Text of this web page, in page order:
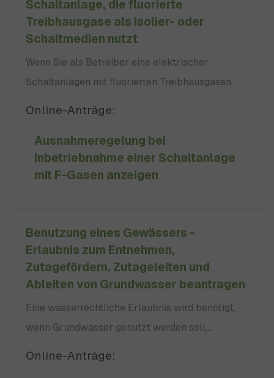
Schaltanlage, die fluorierte
Treibhausgase als Isolier- oder
Schaltmedien nutzt
Wenn Sie als Betreiber eine elektrischer
Schaltanlagen mit fluorierten Treibhausgasen
Absätze 11, 12, 14 oder 15 der Verordnung (EU)
2024/573 anzeigen. Die Anzeige ist
verpflichtend vor Inbetriebnahme der
Online-Anträge:
Ausnahmeregelung bei
Inbetriebnahme einer Schaltanlage
mit F-Gasen anzeigen
Benutzung eines Gewässers -
Erlaubnis zum Entnehmen,
Zutagefördern, Zutageleiten und
Ableiten von Grundwasser beantragen
Eine wasserrechtliche Erlaubnis wird benötigt,
wenn Grundwasser genutzt werden soll,
Online-Anträge: